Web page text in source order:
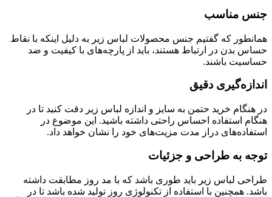
جنس مناسب
همانطور که گفتیم جنس محصولات لباس زیر به دلیل اینکه با نقاط
حساس بدن در ارتباط هستند، باید از پارچه‌های با کیفیت و ضد
حساسیت باشند.
اندازه‌گیری دقیق
در هنگام خرید حتمن به سایز و اندازه لباس زیر دقت کنید تا در
هنگام استفاده احساس راحتی داشته باشید. این موضوع در
استفاده‌های دراز مدت مزیت‌های خود را نشان خواهد داد.
توجه به طراحی و جزئیات
طراحی لباس زیر باید طوری باشد که با مد روز مطابقت داشته
باشد. همچنین با استفاده از تکنولوژی روز تولید شده باشد تا در